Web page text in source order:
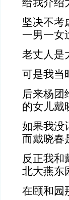
给我介绍
坚决不考
一男一女
老丈人是
可是我当
后来杨团
的女儿戴
如果我没
而戴晓春
反正我和
北大燕东
在颐和园